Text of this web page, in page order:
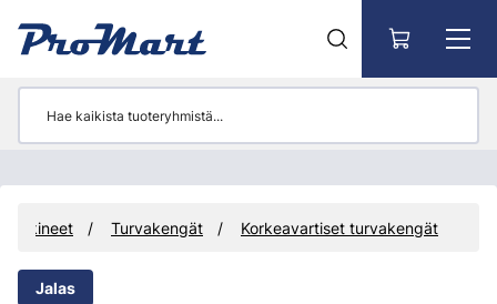
Jalkineet Turvakengät Korkeavartiset turvakengät
Jalas